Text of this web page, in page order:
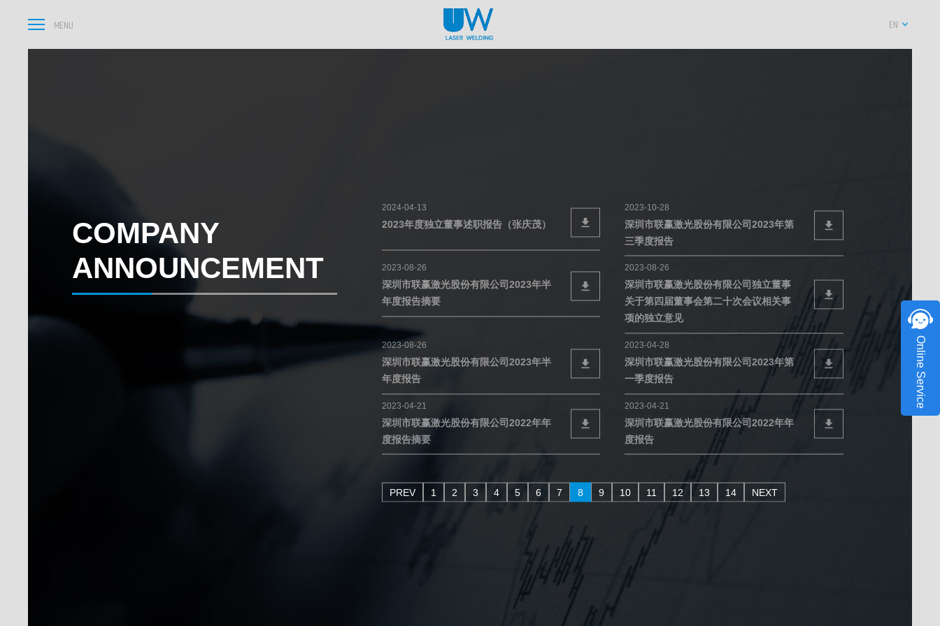
EN
COMPANY
ANNOUNCEMENT
2024-04-13
2023年度独立董事述职报告（张庆茂）
2023-10-28
深圳市联赢激光股份有限公司2023年第
三季度报告
2023-08-26
深圳市联赢激光股份有限公司2023年半
年度报告摘要
2023-08-26
深圳市联赢激光股份有限公司独立董事
关于第四届董事会第二十次会议相关事
项的独立意见
2023-08-26
深圳市联赢激光股份有限公司2023年半
年度报告
2023-04-28
深圳市联赢激光股份有限公司2023年第
一季度报告
2023-04-21
深圳市联赢激光股份有限公司2022年年
度报告摘要
2023-04-21
深圳市联赢激光股份有限公司2022年年
度报告
PREV 1 2 3 4 5 6 7 8 9 10 11 12 13 14 NEXT
Online Service